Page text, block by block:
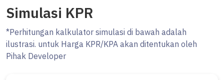
Simulasi KPR
*Perhitungan kalkulator simulasi di bawah adalah
ilustrasi. untuk Harga KPR/KPA akan ditentukan oleh
Pihak Developer